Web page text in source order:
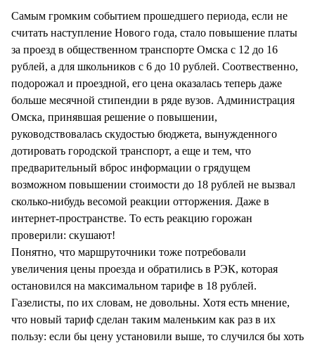
Самым громким событием прошедшего периода, если не
считать наступление Нового года, стало повышение платы
за проезд в общественном транспорте Омска с 12 до 16
рублей, а для школьников с 6 до 10 рублей. Соотвественно,
подорожал и проездной, его цена оказалась теперь даже
больше месячной стипендии в ряде вузов. Администрация
Омска, принявшая решение о повышении,
руководствовалась скудостью бюджета, вынужденного
дотировать городской транспорт, а еще и тем, что
предварительный вброс информации о грядущем
возможном повышении стоимости до 18 рублей не вызвал
сколько-нибудь весомой реакции отторжения. Даже в
интернет-пространстве. То есть реакцию горожан
проверили: скушают!
Понятно, что маршруточники тоже потребовали
увеличения цены проезда и обратились в РЭК, которая
остановился на максимальном тарифе в 18 рублей.
Газелисты, по их словам, не довольны. Хотя есть мнение,
что новый тариф сделан таким маленьким как раз в их
пользу: если бы цену установили выше, то случился бы хоть